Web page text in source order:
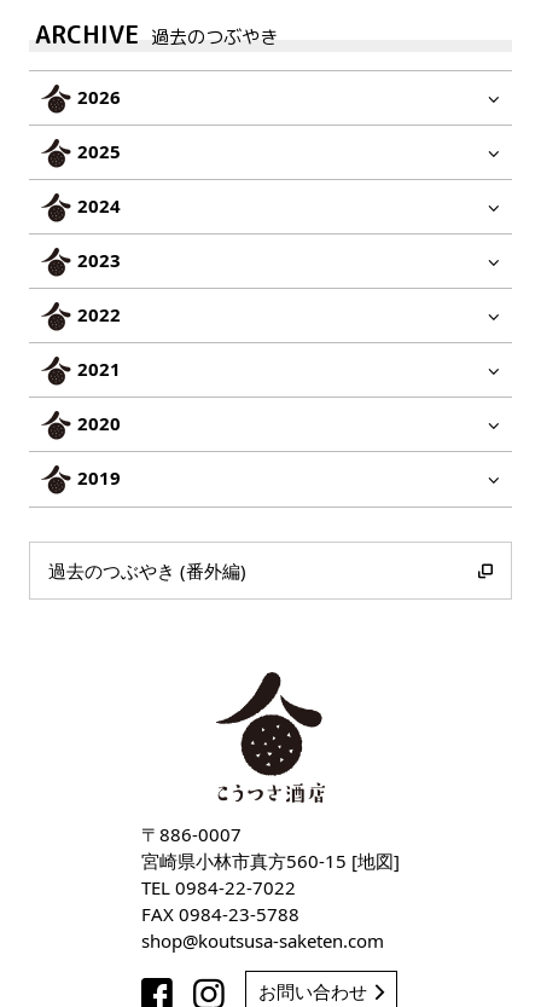
ARCHIVE 過去のつぶやき
2026
2025
2024
2023
2022
2021
2020
2019
過去のつぶやき (番外編)
〒886-0007
宮崎県小林市真方560-15 [地図]
TEL 0984-22-7022
FAX 0984-23-5788
shop
koutsusa-saketen com
お問い合わせ